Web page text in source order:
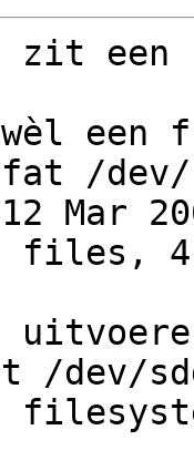
zit een
een
/dev/
Mar
files,
/dev/